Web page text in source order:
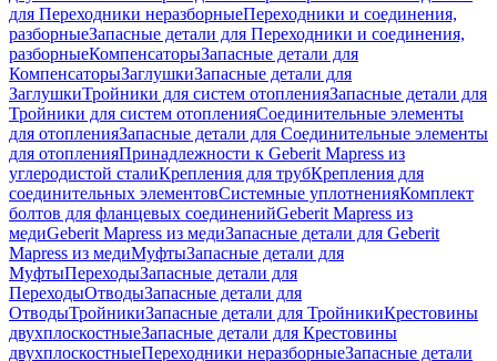
для Переходники неразборныеПереходники и соединения,
разборныеЗапасные детали для Переходники и соединения,
разборныеКомпенсаторыЗапасные детали для
КомпенсаторыЗаглушкиЗапасные детали для
ЗаглушкиТройники для систем отопленияЗапасные детали для
Тройники для систем отопленияСоединительные элементы
для отопленияЗапасные детали для Соединительные элементы
для отопленияПринадлежности к Geberit Mapress из
углеродистой сталиКрепления для трубКрепления для
соединительных элементовСистемные уплотненияКомплект
болтов для фланцевых соединенийGeberit Mapress из
медиGeberit Mapress из медиЗапасные детали для Geberit
Mapress из медиМуфтыЗапасные детали для
МуфтыПереходыЗапасные детали для
ПереходыОтводыЗапасные детали для
ОтводыТройникиЗапасные детали для ТройникиКрестовины
двухплоскостныеЗапасные детали для Крестовины
двухплоскостныеПереходники неразборныеЗапасные детали